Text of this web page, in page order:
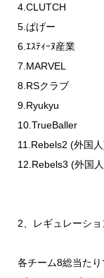
4.CLUTCH
5.ぱげー
6.ｴｽﾃｨｰﾇ産業
7.MARVEL
8.RSクラブ
9.Ryukyu
10.TrueBaller
11.Rebels2 (外国
12.Rebels3 (外国
2、レギュレーショ
各チーム8総当たり